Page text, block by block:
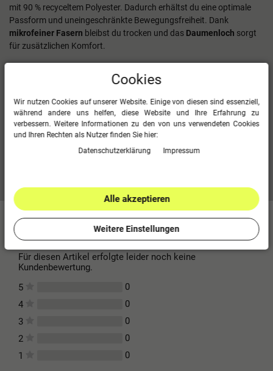
mit 90 % recyceltem Polyester. Dadurch erhältst du eine optimale
Passform und uneingeschränkte Bewegungsfreiheit. Dank
mikrofeiner Fasern bleibst du trocken und das Daumenloch sorgt
für zusätzlichen Komfort.
Polyester (recycelt), 10 % Elasthan
Mikrofeine Fasern
Daumenloch
Kundenbewertungen
Für diesen Artikel erfolgte leider noch keine
Kundenbewertung.
5
0
4
0
3
0
2
0
1
0
Cookies
Wir nutzen Cookies auf unserer Website. Einige von diesen sind essenziell,
während andere uns helfen, diese Website und Ihre Erfahrung zu
verbessern. Weitere Informationen zu den von uns verwendeten Cookies
und Ihren Rechten als Nutzer finden Sie hier:
Daten­schutz­erklärung
Impressum
Alle akzeptieren
Weitere Einstellungen